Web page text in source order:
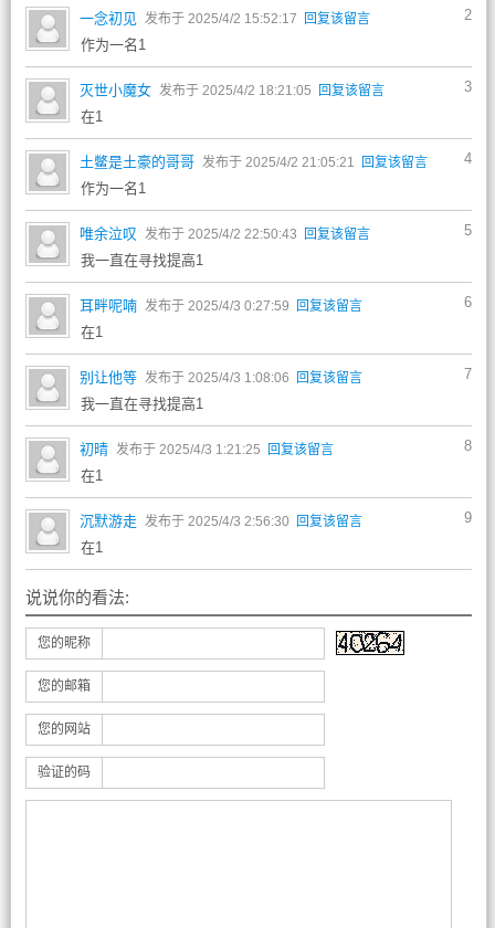
2
一念初见 发布于 2025/4/2 15:52:17 回复该留言
作为一名1
3
灭世小魔女 发布于 2025/4/2 18:21:05 回复该留言
在1
4
土鳖是土豪的哥哥 发布于 2025/4/2 21:05:21 回复该留言
作为一名1
5
唯余泣叹 发布于 2025/4/2 22:50:43 回复该留言
我一直在寻找提高1
6
耳畔呢喃 发布于 2025/4/3 0:27:59 回复该留言
在1
7
别让他等 发布于 2025/4/3 1:08:06 回复该留言
我一直在寻找提高1
8
初晴 发布于 2025/4/3 1:21:25 回复该留言
在1
9
沉默游走 发布于 2025/4/3 2:56:30 回复该留言
在1
说说你的看法:
您的昵称
您的邮箱
您的网站
验证的码